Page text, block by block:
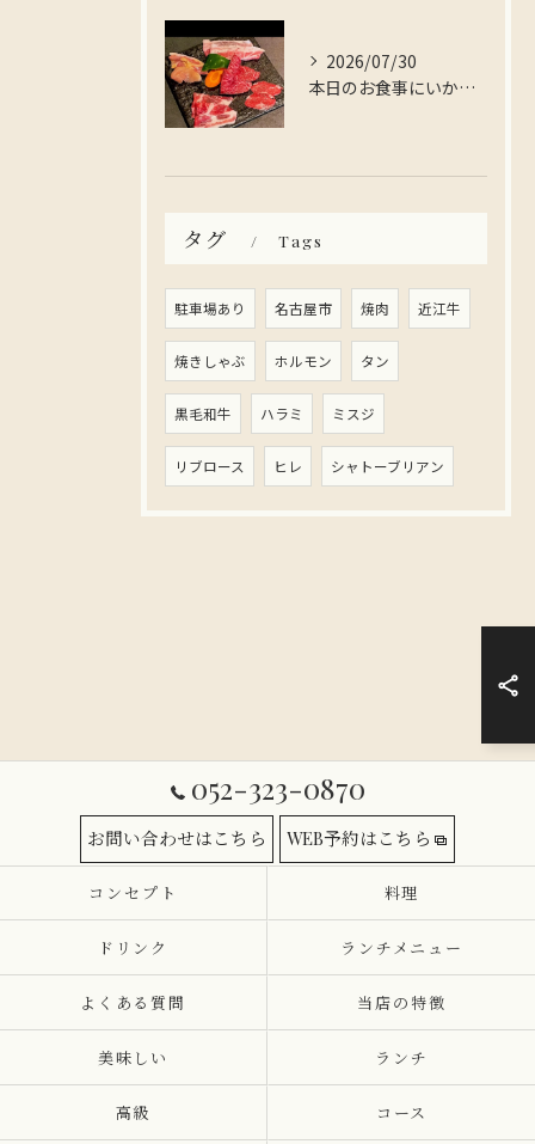
2026/07/30
本日のお食事にいかがですか？
タグ Tags
駐車場あり 名古屋市 焼肉 近江牛
焼きしゃぶ ホルモン タン
黒毛和牛 ハラミ ミスジ
リブロース ヒレ シャトーブリアン
052-323-0870
お問い合わせはこちら WEB予約はこちら
コンセプト 料理
ドリンク ランチメニュー
よくある質問 当店の特徴
美味しい ランチ
高級 コース